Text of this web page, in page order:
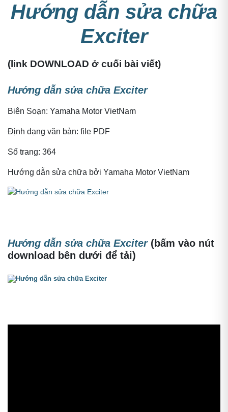
Hướng dẫn sửa chữa Exciter
Hướng dẫn sửa chữa
Exciter
( link DOWNLOAD ở cuối bài viết)
Hướng dẫn sửa chữa Exciter
Biên Soạn: Yamaha Motor VietNam
Định dạng văn bản: file PDF
Số trang: 364
Hướng dẫn sửa chữa bởi Yamaha Motor VietNam
Hướng dẫn sửa chữa Exciter(bấm vào nút
download bên dưới để tải)